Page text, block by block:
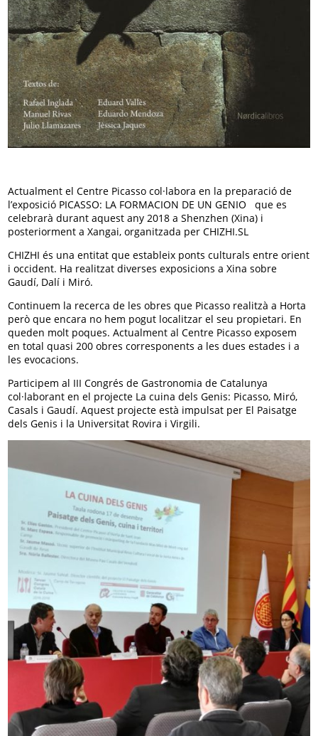
Actualment el Centre Picasso col·labora en la preparació de
l’exposició PICASSO: LA FORMACION DE UN GENIO que es
celebrarà durant aquest any 2018 a Shenzhen (Xina) i
posteriorment a Xangai, organitzada per CHIZHI.SL
CHIZHI és una entitat que estableix ponts culturals entre orient
i occident. Ha realitzat diverses exposicions a Xina sobre
Gaudí, Dalí i Miró.
Continuem la recerca de les obres que Picasso realitzà a Horta
però que encara no hem pogut localitzar el seu propietari. En
queden molt poques. Actualment al Centre Picasso exposem
en total quasi 200 obres corresponents a les dues estades i a
les evocacions.
Participem al III Congrés de Gastronomia de Catalunya
col·laborant en el projecte La cuina dels Genis: Picasso, Miró,
Casals i Gaudí. Aquest projecte està impulsat per El Paisatge
dels Genis i la Universitat Rovira i Virgili.